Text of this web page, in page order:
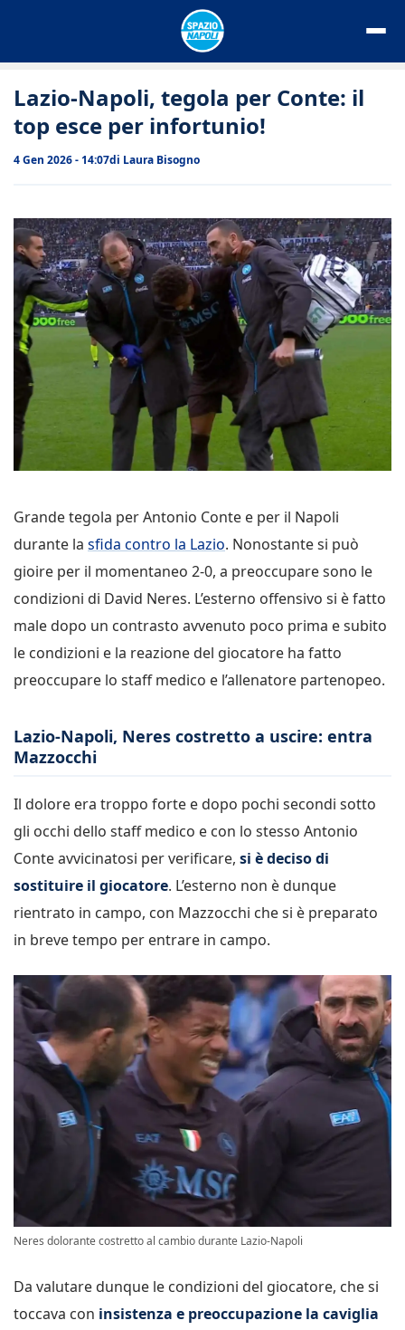
Lazio-Napoli, tegola per Conte: il
top esce per infortunio!
4 Gen 2026 - 14:07di Laura Bisogno
Grande tegola per Antonio Conte e per il Napoli
durante la sfida contro la Lazio. Nonostante si può
gioire per il momentaneo 2-0, a preoccupare sono le
condizioni di David Neres. L’esterno offensivo si è fatto
male dopo un contrasto avvenuto poco prima e subito
le condizioni e la reazione del giocatore ha fatto
preoccupare lo staff medico e l’allenatore partenopeo.
Lazio-Napoli, Neres costretto a uscire: entra
Mazzocchi
Il dolore era troppo forte e dopo pochi secondi sotto
gli occhi dello staff medico e con lo stesso Antonio
Conte avvicinatosi per verificare, si è deciso di
sostituire il giocatore. L’esterno non è dunque
rientrato in campo, con Mazzocchi che si è preparato
in breve tempo per entrare in campo.
Neres dolorante costretto al cambio durante Lazio-Napoli
Da valutare dunque le condizioni del giocatore, che si
toccava con insistenza e preoccupazione la caviglia